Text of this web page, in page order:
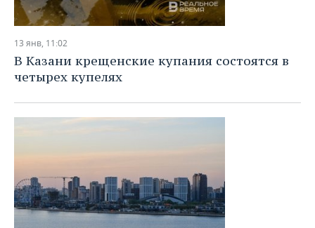
13 янв, 11:02
В Казани крещенские купания состоятся в
четырех купелях